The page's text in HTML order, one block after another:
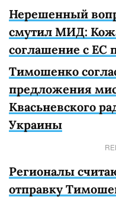
Нерешенный
смутил МИД:
соглашение с ЕС
Тимошенко
предложения
Квасьневского
Украины
Регионалы
отправку